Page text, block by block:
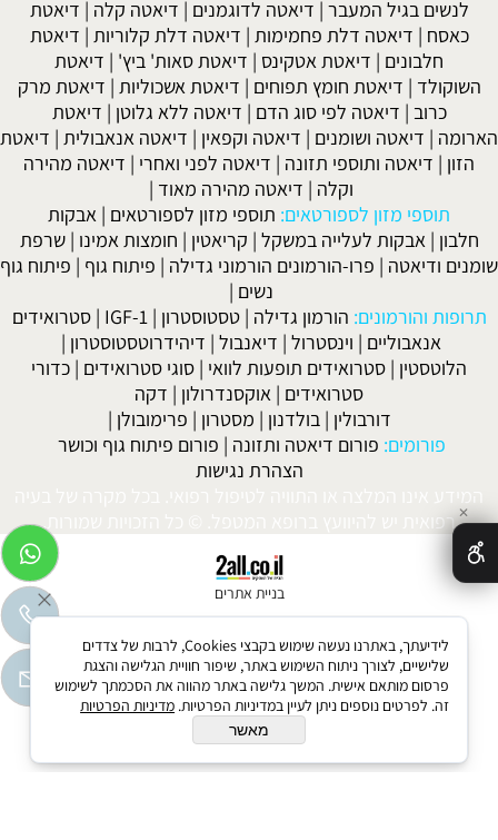
לנשים בגיל המעבר | דיאטה לדוגמנים | דיאטה קלה | דיאטת
כאסח | דיאטה דלת פחמימות | דיאטה דלת קלוריות | דיאטת
חלבונים | דיאטת אטקינס | דיאטת סאות' ביץ' | דיאטת
השוקולד | דיאטת חומץ תפוחים | דיאטת אשכוליות | דיאטת מרק
כרוב | דיאטה לפי סוג הדם | דיאטה ללא גלוטן | דיאטת
הארומה | דיאטה ושומנים | דיאטה וקפאין | דיאטה אנאבולית | דיאטת
הזון | דיאטה ותוספי תזונה | דיאטה לפני ואחרי | דיאטה מהירה
וקלה | דיאטה מהירה מאוד |
תוספי מזון לספורטאים: תוספי מזון לספורטאים | אבקות
חלבון | אבקות לעלייה במשקל | קריאטין | חומצות אמינו |שרפת
שומנים ודיאטה | פרו-הורמונים הורמוני גדילה | פיתוח גוף | פיתוח גוף
נשים |
תרופות והורמונים: הורמון גדילה |טסטוסטרון |
IGF-1
|סטרואידים
אנאבוליים | וינסטרול | דיאנבול | דיהידרוטסטוסטרון |
הלוטסטין | סטרואידים תופעות לוואי | סוגי סטרואידים | כדורי
סטרואידים | אוקסנדרולון | דקה
דורבולין | בולדנון | מסטרון | פרימובולן |
פורומים: פורום דיאטה ותזונה | פורום פיתוח גוף וכושר
הצהרת נגישות
המידע אינו המלצה או התוויה לטיפול רפואי. בכל מקרה של בעיה
רפואית יש להיוועץ ברופא המטפל. © כל הזכויות שמורות.
בניית אתרים
✕
לידיעתך, באתרנו נעשה שימוש בקבצי Cookies, לרבות של צדדים
שלישיים, לצורך ניתוח השימוש באתר, שיפור חוויית הגלישה והצגת
פרסום מותאם אישית. המשך גלישה באתר מהווה את הסכמתך לשימוש
זה. לפרטים נוספים ניתן לעיין במדיניות הפרטיות. מדיניות הפרטיות
מאשר